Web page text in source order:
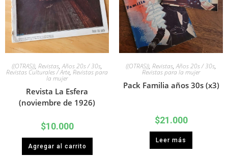
((OTRAS)), Revistas,Años 20s / 30s,
Revistas Culturales / Arte, Revistas para
la mujer
Revista La Esfera
(noviembre de 1926)
$10.000
Agregar al carrito
((OTRAS)), Revistas,Años 20s / 30s,
Revistas para la mujer
Pack Familia años 30s (x3)
$21.000
Leer más